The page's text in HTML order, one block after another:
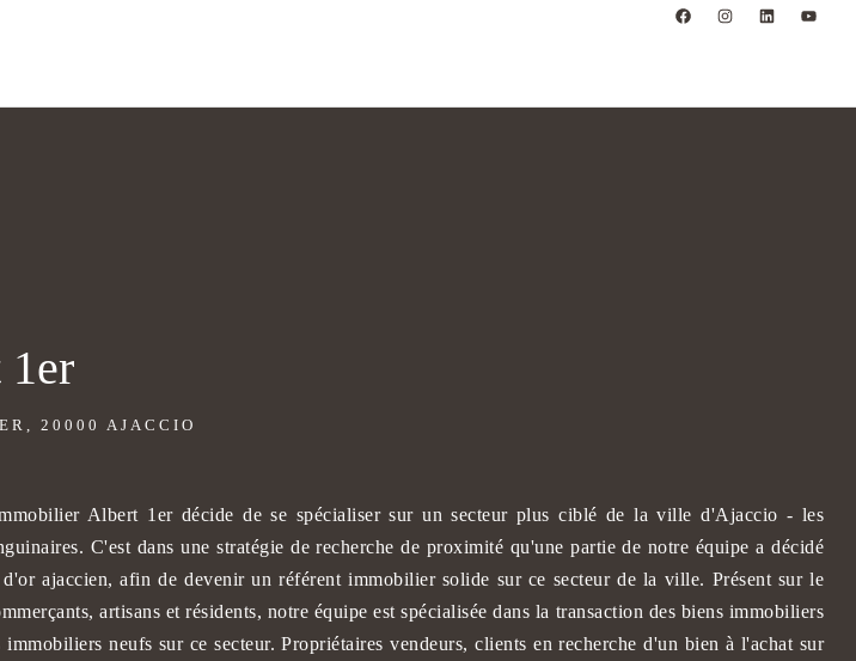
20000 AJACCIO
Albert 1er décide de se spécialiser sur un secteur plus ciblé de la ville d'Ajaccio - les
C'est dans une stratégie de recherche de proximité qu'une partie de notre équipe a décidé
ajaccien, afin de devenir un référent immobilier solide sur ce secteur de la ville. Présent sur le
artisans et résidents, notre équipe est spécialisée dans la transaction des biens immobiliers
immobiliers neufs sur ce secteur. Propriétaires vendeurs, clients en recherche d'un bien à l'achat sur